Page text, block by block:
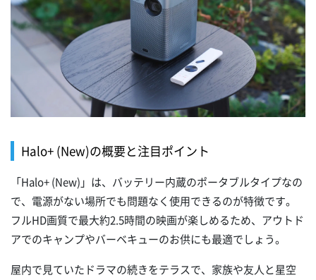
Halo+ (New)の概要と注目ポイント
「Halo+ (New)」は、バッテリー内蔵のポータブルタイプなの
で、電源がない場所でも問題なく使用できるのが特徴です。
フルHD画質で最大約2.5時間の映画が楽しめるため、アウトド
アでのキャンプやバーベキューのお供にも最適でしょう。
屋内で見ていたドラマの続きをテラスで、家族や友人と星空